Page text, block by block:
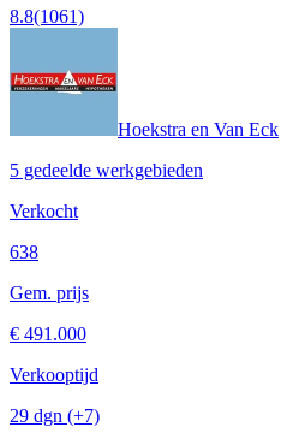
8.8(1061)
Hoekstra en Van Eck
5 gedeelde werkgebieden
Verkocht
638
Gem. prijs
€ 491.000
Verkooptijd
29 dgn (+7)